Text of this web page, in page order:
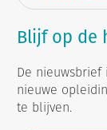
Blijf op de
De
nieuwe
te blijven.